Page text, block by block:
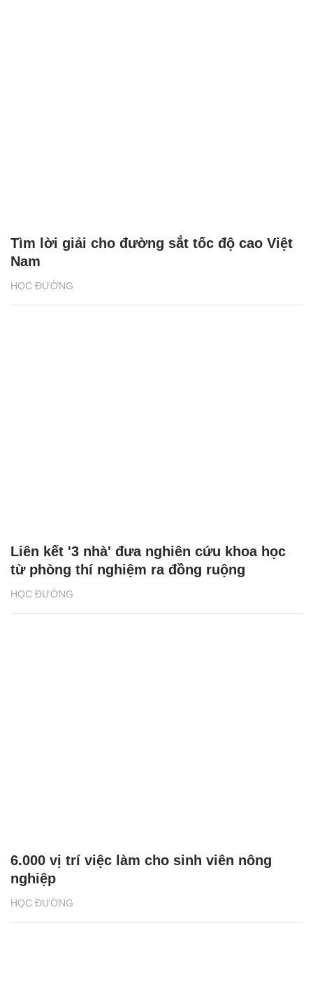
HỌC ĐƯỜNG
Tìm lời giải cho đường sắt tốc độ cao Việt
Nam
HỌC ĐƯỜNG
Liên kết '3 nhà' đưa nghiên cứu khoa học
từ phòng thí nghiệm ra đồng ruộng
HỌC ĐƯỜNG
6.000 vị trí việc làm cho sinh viên nông
nghiệp